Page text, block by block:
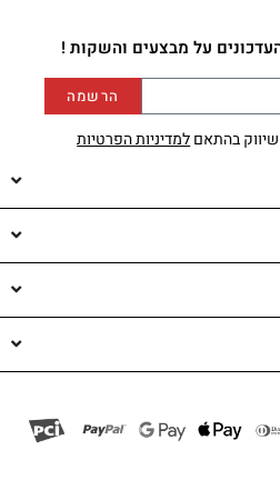
על מבצעים והשקות !
בהתאםלמדיניות הפרטיות
הרשמה